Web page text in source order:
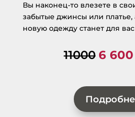
Вы наконец-то влезете в
забытые джинсы или платье,
новую одежду станет для
11000 6